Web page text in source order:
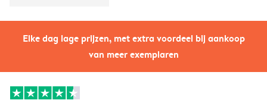
Elke dag lage prijzen, met extra voordeel bij aankoop
van meer exemplaren